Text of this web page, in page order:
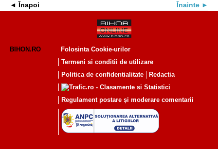
Înapoi Înainte
BIHON.RO
Folosinta Cookie-urilor
Termeni si conditii de utilizare
Politica de confidentialitate
Redactia
Regulament postare și moderare comentarii